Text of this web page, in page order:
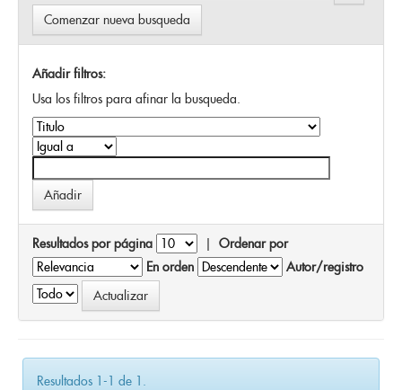
Comenzar nueva busqueda
Añadir filtros:
Usa los filtros para afinar la busqueda.
Resultados por página | Ordenar por
En orden
Autor/registro
Resultados 1-1 de 1.